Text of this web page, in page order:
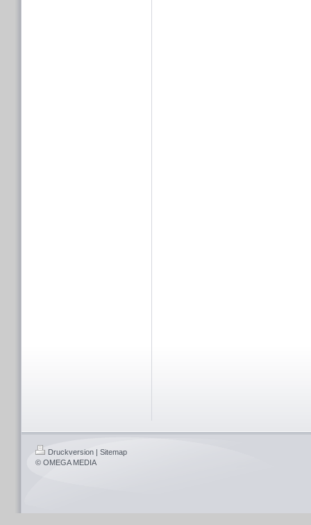
Druckversion | Sitemap
© OMEGA MEDIA